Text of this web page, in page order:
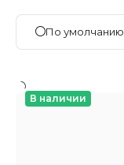
По умолчанию
В наличии